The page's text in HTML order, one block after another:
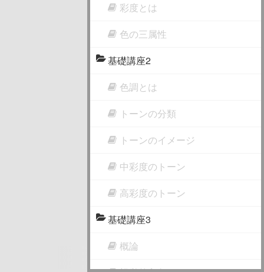
彩度とは
色の三属性
基礎講座2
色調とは
トーンの分類
トーンのイメージ
中彩度のトーン
高彩度のトーン
基礎講座3
概論